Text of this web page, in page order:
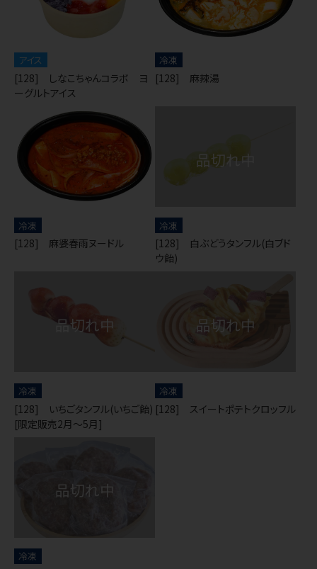
アイス
[128] しなこちゃんコラボ ヨ
ーグルトアイス
冷凍
[128] 麻辣湯
冷凍
[128] 麻婆春雨ヌードル
冷凍
[128] 白ぶどうタンフル(白ブド
ウ飴)
冷凍
[128] いちごタンフル(いちご飴)
[限定販売2月～5月]
冷凍
[128] スイートポテトクロッフル
冷凍